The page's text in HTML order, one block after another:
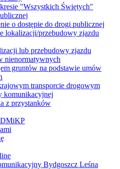
"Wszystkich Świętych"
o dostępie do drogi publicznej
lokalizacji/przebudowy zjazdu
lub przebudowy zjazdu
nienormatywnych
gruntów na podstawie umów
transporcie drogowym
komunikacyjnej
z przystanków
Bydgoszcz Leśna